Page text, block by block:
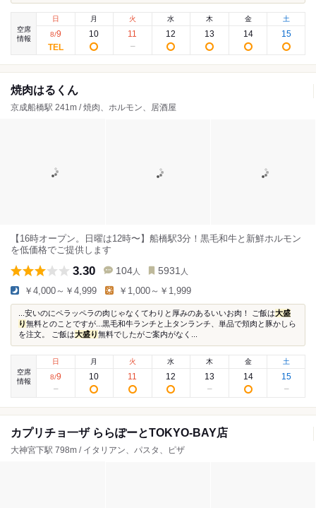
空席
情報
日
8/9
月
10
火
11
水
12
木
13
金
14
土
15
焼肉はるくん
京成船橋駅 241m / 焼肉、ホルモン、居酒屋
【16時オープン。日曜は12時〜】船橋駅3分！黒毛和牛と新鮮ホルモン
を低価格でご提供します
3.30 104 人 5931 人
￥4,000～￥4,999 ￥1,000～￥1,999
...安いのにペラッペラの肉じゃなくてわりと厚みのあるいいお肉！ ご飯は大盛
り無料とのことですが...黒毛和牛ランチと上タンランチ、単品で頬肉と豚かしら
を注文。 ご飯は大盛り無料でしたがご案内がなく...
空席
情報
日
8/9
月
10
火
11
水
12
木
13
金
14
土
15
カプリチョ一ザ ららぽーとTOKYO-BAY店
大神宮下駅 798m / イタリアン、パスタ、ピザ